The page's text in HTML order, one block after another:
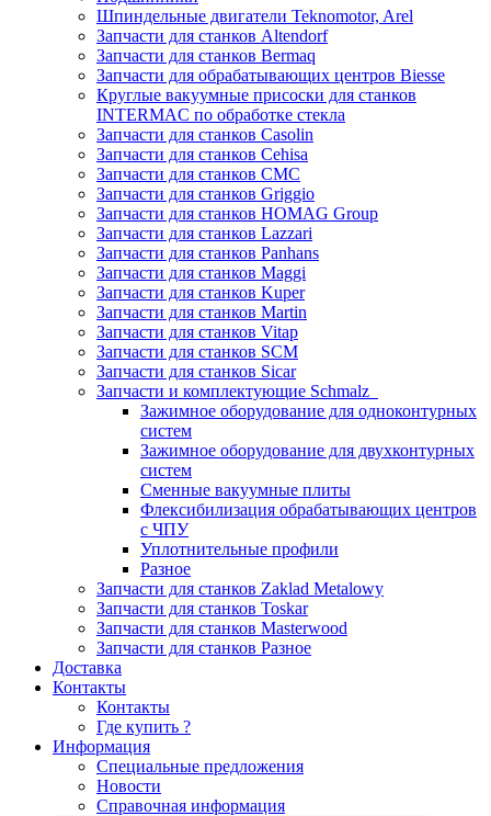
Шпиндельные двигатели Teknomotor, Arel
Запчасти для станков Altendorf
Запчасти для станков Bermaq
Запчасти для обрабатывающих центров Biesse
Круглые вакуумные присоски для станков
INTERMAC по обработке стекла
Запчасти для станков Casolin
Запчасти для станков Cehisa
Запчасти для станков CMC
Запчасти для станков Griggio
Запчасти для станков HOMAG Group
Запчасти для станков Lazzari
Запчасти для станков Panhans
Запчасти для станков Maggi
Запчасти для станков Kuper
Запчасти для станков Martin
Запчасти для станков Vitap
Запчасти для станков SCM
Запчасти для станков Sicar
Запчасти и комплектующие Schmalz
Зажимное оборудование для одноконтурных
систем
Зажимное оборудование для двухконтурных
систем
Сменные вакуумные плиты
Флексибилизация обрабатывающих центров
с ЧПУ
Уплотнительные профили
Разное
Запчасти для станков Zaklad Metalowy
Запчасти для станков Toskar
Запчасти для станков Masterwood
Запчасти для станков Разное
Доставка
Контакты
Контакты
Где купить ?
Информация
Специальные предложения
Новости
Справочная информация